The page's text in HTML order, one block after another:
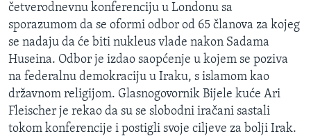
ŽENSKA STRANA
IZBJEGLIČKA STRANA
MAGAZIN
O GLASU AMERIKE
Learning English
četverodnevnu konferenciju u Londonu sa
sporazumom da se oformi odbor od 65 članova za kojeg
se nadaju da će biti nukleus vlade nakon Sadama
Huseina. Odbor je izdao saopćenje u kojem se poziva
na federalnu demokraciju u Iraku, s islamom kao
državnom religijom. Glasnogovornik Bijele kuće Ari
Fleischer je rekao da su se slobodni iračani sastali
tokom konferencije i postigli svoje ciljeve za bolji Irak.